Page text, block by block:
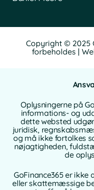
Copyright © 2025
forbeholdes |
Oplysningerne på
informations- og
dette websted
juridisk,
og må ikke fortolkes
nøjagtigheden,
de
GoFinance365 er ikke
eller skattemæssige